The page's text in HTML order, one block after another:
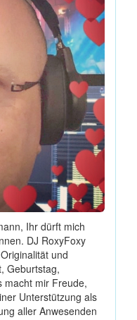
Ihr dürft mich
DJ RoxyFoxy
und
Geburtstag,
macht mir Freude,
Unterstützung als
aller Anwesenden